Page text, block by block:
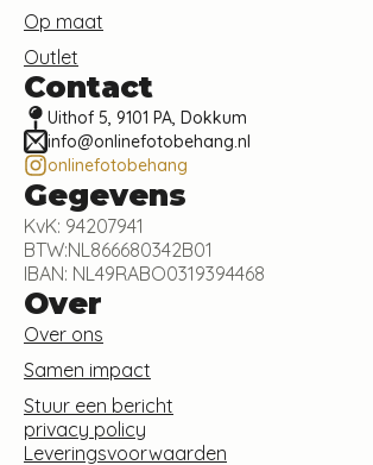
Op maat
Outlet
Contact
Uithof 5, 9101 PA, Dokkum
info@onlinefotobehang.nl
onlinefotobehang
Gegevens
KvK: 94207941
BTW:NL866680342B01
IBAN: NL49RABO0319394468
Over
Over ons
Samen impact
Stuur een bericht
privacy policy
Leveringsvoorwaarden